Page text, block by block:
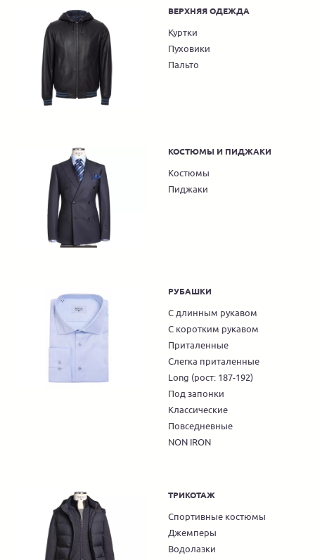
ВЕРХНЯЯ ОДЕЖДА
Куртки
Пуховики
Пальто
КОСТЮМЫ И ПИДЖАКИ
Костюмы
Пиджаки
РУБАШКИ
С длинным рукавом
С коротким рукавом
Приталенные
Слегка приталенные
Long (рост: 187-192)
Под запонки
Классические
Повседневные
NON IRON
ТРИКОТАЖ
Спортивные костюмы
Джемперы
Водолазки